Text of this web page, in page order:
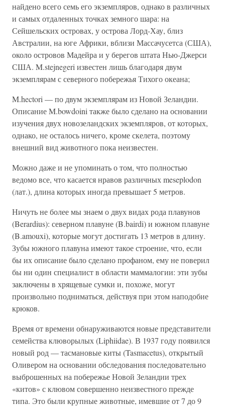
найдено всего семь его экземпляров, однако в различных
и самых отдаленных точках земного шара: на
Сейшельских островах, у острова Лорд-Хау, близ
Австралии, на юге Африки, вблизи Массачусетса (США),
около островов Мадейра и у берегов штата Нью-Джерси
США. M.stejnegeri известен лишь благодаря двум
экземплярам с северного побережья Тихого океана;
M.hectori — по двум экземплярам из Новой Зеландии.
Описание M.bowdoini также было сделано на основании
изучения двух новозеландских экземпляров, от которых,
однако, не осталось ничего, кроме скелета, поэтому
внешний вид животного пока неизвестен.
Можно даже и не упоминать о том, что полностью
ведомо все, что касается нравов различных meseplodon
(лат.), длина которых иногда превышает 5 метров.
Ничуть не более мы знаем о двух видах рода плавунов
(Berardius): северном плавуне (B.bairdi) и южном плавуне
(B.amouxi), которые могут достигать 13 метров в длину.
Зубы южного плавуна имеют такое строение, что, если
бы их описание было сделано профаном, ему не поверил
бы ни один специалист в области маммалогии: эти зубы
заключены в хрящевые сумки и, похоже, могут
произвольно подниматься, действуя при этом наподобие
крюков.
Время от времени обнаруживаются новые представители
семейства клюворылых (Liphiidae). В 1937 году появился
новый род — тасмановые киты (Tasmacetus), открытый
Оливером на основании обследования последовательно
выброшенных на побережье Новой Зеландии трех
«китов» с клювом совершенно неизвестного прежде
типа. Это были крупные животные, имевшие от 7 до 9